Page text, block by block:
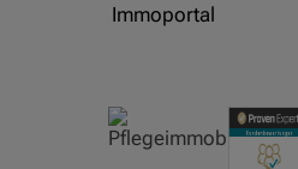
Immoportal